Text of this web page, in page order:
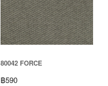
80042 FORCE
฿590